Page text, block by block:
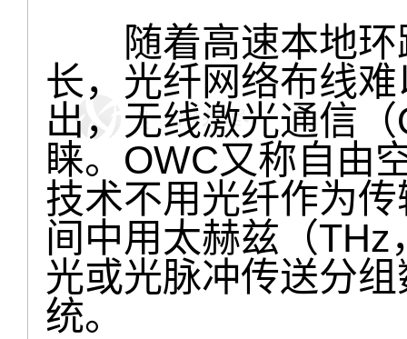
随着高速本地环
长，光纤网络布线
出，无线激光通信
睐。OWC又称自由
技术不用光纤作为
间中用太赫兹（
光或光脉冲传送分
统。